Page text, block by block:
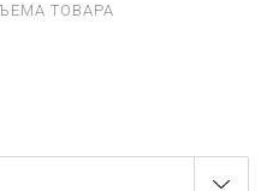
ТОВАРА